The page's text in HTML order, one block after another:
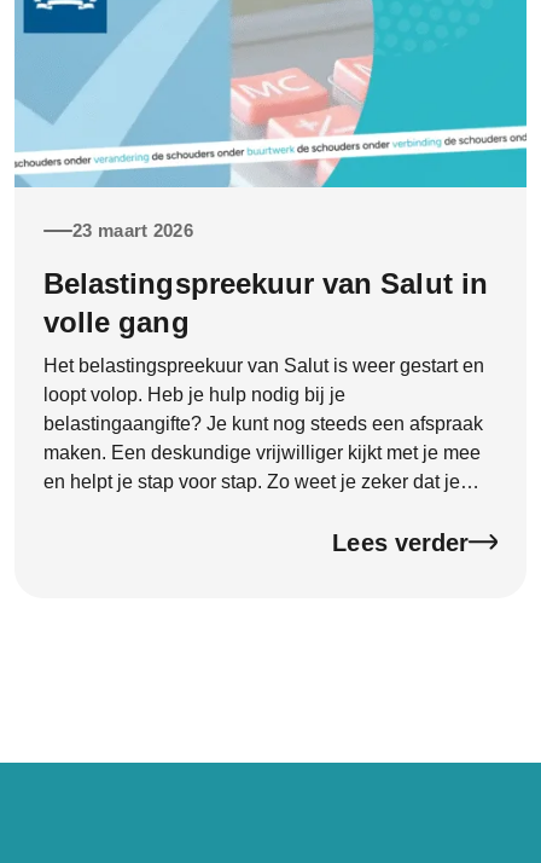
23 maart 2026
Belastingspreekuur van Salut in
volle gang
Het belastingspreekuur van Salut is weer gestart en
loopt volop. Heb je hulp nodig bij je
belastingaangifte? Je kunt nog steeds een afspraak
maken. Een deskundige vrijwilliger kijkt met je mee
en helpt je stap voor stap. Zo weet je zeker dat je
Lees verder